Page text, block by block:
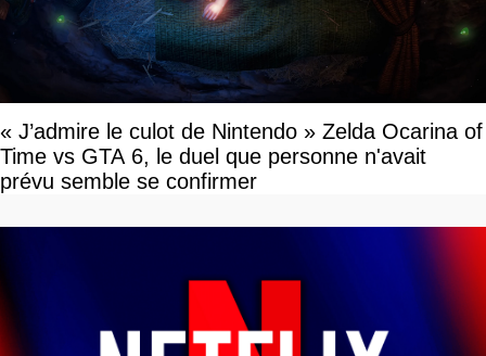
« J’admire le culot de Nintendo » Zelda Ocarina of
Time vs GTA 6, le duel que personne n'avait
prévu semble se confirmer